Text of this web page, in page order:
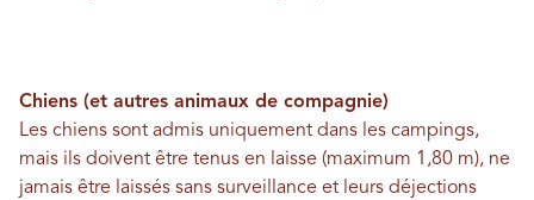
Chiens (et autres animaux de compagnie)
Les chiens sont admis uniquement dans les campings,
mais ils doivent être tenus en laisse (maximum 1,80 m), ne
jamais être laissés sans surveillance et leurs déjections